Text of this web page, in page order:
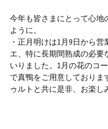
今年も皆さまにとって心地
ように。
・正月明けは1月9日から
エ、特に長期間熟成の必要
いりました。1月の花のコ
で真鴨をご用意しておりま
ゥルトと共に是非、お楽し